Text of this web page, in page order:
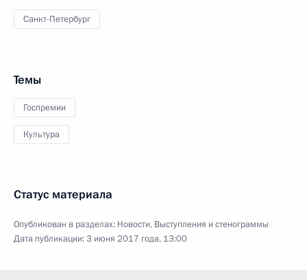
Санкт-Петербург
Темы
Госпремии
Культура
Статус материала
Опубликован в разделах: Новости, Выступления и стенограммы
Дата публикации:3 июня 2017 года, 13:00